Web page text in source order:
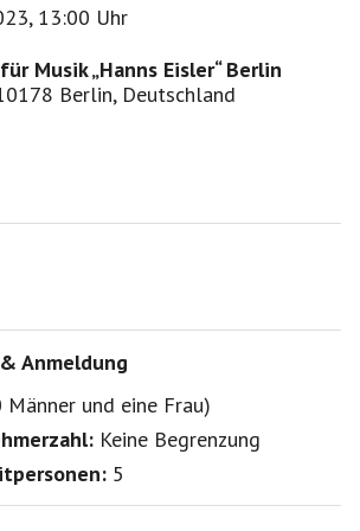
13:00 Uhr
Musik „Hanns Eisler“ Berlin
Berlin, Deutschland
Anmeldung
Männer und eine Frau)
Keine Begrenzung
5